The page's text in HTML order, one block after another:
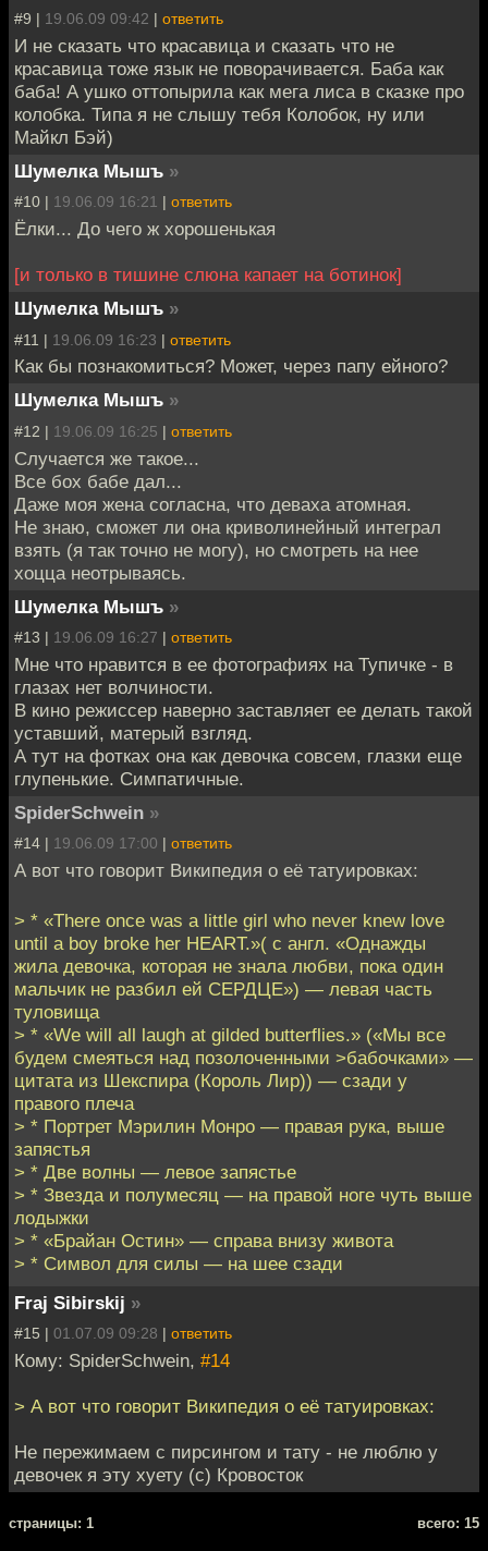
#9 | 19.06.09 09:42 | ответить
И не сказать что красавица и сказать что не
красавица тоже язык не поворачивается. Баба как
баба! А ушко оттопырила как мега лиса в сказке про
колобка. Типа я не слышу тебя Колобок, ну или
Майкл Бэй)
Шумелка Мышъ »
#10 | 19.06.09 16:21 | ответить
Ёлки... До чего ж хорошенькая
[и только в тишине слюна капает на ботинок]
Шумелка Мышъ »
#11 | 19.06.09 16:23 | ответить
Как бы познакомиться? Может, через папу ейного?
Шумелка Мышъ »
#12 | 19.06.09 16:25 | ответить
Случается же такое...
Все бох бабе дал...
Даже моя жена согласна, что деваха атомная.
Не знаю, сможет ли она криволинейный интеграл
взять (я так точно не могу), но смотреть на нее
хоцца неотрываясь.
Шумелка Мышъ »
#13 | 19.06.09 16:27 | ответить
Мне что нравится в ее фотографиях на Тупичке - в
глазах нет волчиности.
В кино режиссер наверно заставляет ее делать такой
уставший, матерый взгляд.
А тут на фотках она как девочка совсем, глазки еще
глупенькие. Симпатичные.
SpiderSchwein »
#14 | 19.06.09 17:00 | ответить
А вот что говорит Википедия о её татуировках:
> * «There once was a little girl who never knew love
until a boy broke her HEART.»( с англ. «Однажды
жила девочка, которая не знала любви, пока один
мальчик не разбил ей СЕРДЦЕ») — левая часть
туловища
> * «We will all laugh at gilded butterflies.» («Мы все
будем смеяться над позолоченными >бабочками» —
цитата из Шекспира (Король Лир)) — сзади у
правого плеча
> * Портрет Мэрилин Монро — правая рука, выше
запястья
> * Две волны — левое запястье
> * Звезда и полумесяц — на правой ноге чуть выше
лодыжки
> * «Брайан Остин» — справа внизу живота
> * Символ для силы — на шее сзади
Fraj Sibirskij »
#15 | 01.07.09 09:28 | ответить
Кому: SpiderSchwein, #14
> А вот что говорит Википедия о её татуировках:
Не пережимаем с пирсингом и тату - не люблю у
девочек я эту хуету (с) Кровосток
cтраницы: 1 всего: 15